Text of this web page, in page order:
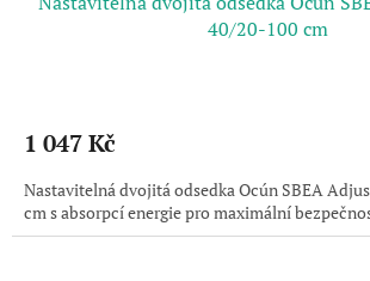
40/20-100 cm
1 047 Kč
Nastavitelná dvojitá odsedka Ocún SBEA
cm s absorpcí energie pro maximální